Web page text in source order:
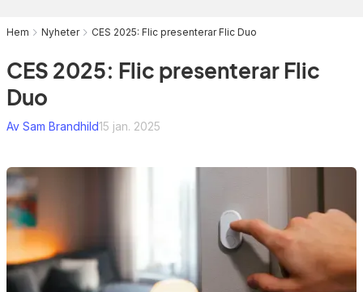
Hem Nyheter CES 2025: Flic presenterar Flic Duo
CES 2025: Flic presenterar Flic
Duo
Av Sam Brandhild15 jan. 2025